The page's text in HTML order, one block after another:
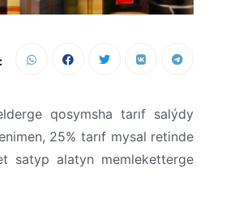
qosymsha tarıf salýdy
25% tarıf mysal retinde
satyp alatyn memleketterge